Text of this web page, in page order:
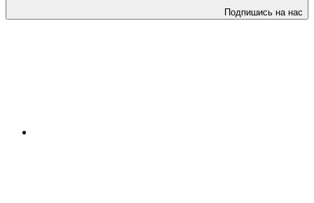
Подпишись на нас